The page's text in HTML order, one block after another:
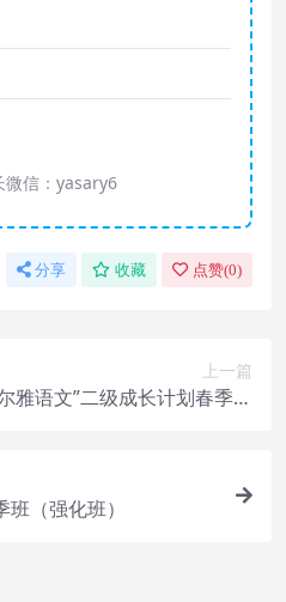
微信：yasary6
分享 收藏 点赞(0)
上一篇
雅语文”二级成长计划春季班
（强化班）